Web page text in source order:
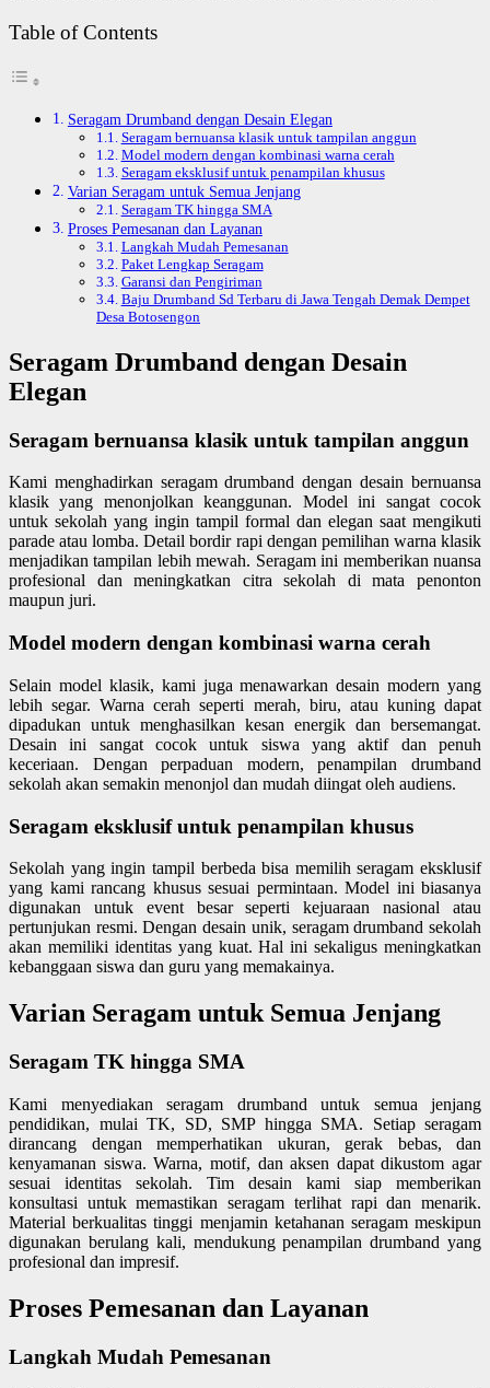
Table of Contents
Seragam Drumband dengan Desain Elegan
Seragam bernuansa klasik untuk tampilan anggun
Model modern dengan kombinasi warna cerah
Seragam eksklusif untuk penampilan khusus
Varian Seragam untuk Semua Jenjang
Seragam TK hingga SMA
Proses Pemesanan dan Layanan
Langkah Mudah Pemesanan
Paket Lengkap Seragam
Garansi dan Pengiriman
Baju Drumband Sd Terbaru di Jawa Tengah Demak Dempet
Desa Botosengon
Seragam Drumband dengan Desain
Elegan
Seragam bernuansa klasik untuk tampilan anggun
Kami menghadirkan seragam drumband dengan desain bernuansa
klasik yang menonjolkan keanggunan. Model ini sangat cocok
untuk sekolah yang ingin tampil formal dan elegan saat mengikuti
parade atau lomba. Detail bordir rapi dengan pemilihan warna klasik
menjadikan tampilan lebih mewah. Seragam ini memberikan nuansa
profesional dan meningkatkan citra sekolah di mata penonton
maupun juri.
Model modern dengan kombinasi warna cerah
Selain model klasik, kami juga menawarkan desain modern yang
lebih segar. Warna cerah seperti merah, biru, atau kuning dapat
dipadukan untuk menghasilkan kesan energik dan bersemangat.
Desain ini sangat cocok untuk siswa yang aktif dan penuh
keceriaan. Dengan perpaduan modern, penampilan drumband
sekolah akan semakin menonjol dan mudah diingat oleh audiens.
Seragam eksklusif untuk penampilan khusus
Sekolah yang ingin tampil berbeda bisa memilih seragam eksklusif
yang kami rancang khusus sesuai permintaan. Model ini biasanya
digunakan untuk event besar seperti kejuaraan nasional atau
pertunjukan resmi. Dengan desain unik, seragam drumband sekolah
akan memiliki identitas yang kuat. Hal ini sekaligus meningkatkan
kebanggaan siswa dan guru yang memakainya.
Varian Seragam untuk Semua Jenjang
Seragam TK hingga SMA
Kami menyediakan seragam drumband untuk semua jenjang
pendidikan, mulai TK, SD, SMP hingga SMA. Setiap seragam
dirancang dengan memperhatikan ukuran, gerak bebas, dan
kenyamanan siswa. Warna, motif, dan aksen dapat dikustom agar
sesuai identitas sekolah. Tim desain kami siap memberikan
konsultasi untuk memastikan seragam terlihat rapi dan menarik.
Material berkualitas tinggi menjamin ketahanan seragam meskipun
digunakan berulang kali, mendukung penampilan drumband yang
profesional dan impresif.
Proses Pemesanan dan Layanan
Langkah Mudah Pemesanan